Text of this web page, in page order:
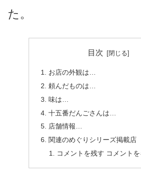
た。
目次
お店の外観は…
頼んだものは…
味は…
十五番だんごさんは…
店舗情報…
関連のめぐりシリーズ掲載店
コメントを残す コメント